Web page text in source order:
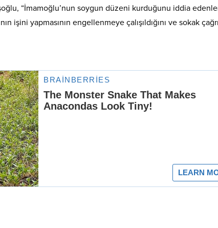
“İmamoğlu’nun soygun düzeni kurduğunu iddia
işini yapmasının engellenmeye çalışıldığını ve sokak